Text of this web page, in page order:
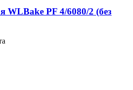
WLBake PF 4/6080/2 (без